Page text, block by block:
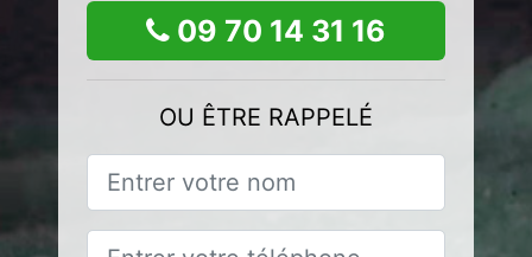
09 70 14 31 16
OU ÊTRE RAPPELÉ